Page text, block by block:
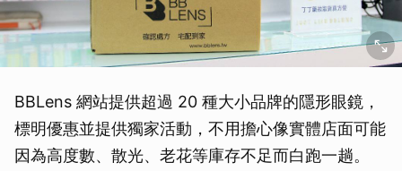
BBLens 網站提供超過 20 種大小品牌的隱形眼鏡，
標明優惠並提供獨家活動，不用擔心像實體店面可能
因為高度數、散光、老花等庫存不足而白跑一趟。